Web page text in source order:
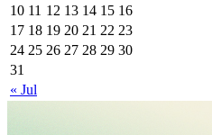
« Jul
10 11 12 13 14 15 16
17 18 19 20 21 22 23
24 25 26 27 28 29 30
31